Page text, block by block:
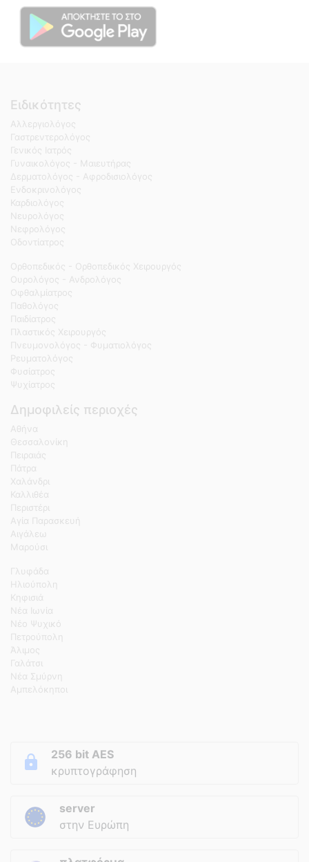
Ειδικότητες
Αλλεργιολόγος
Γαστρεντερολόγος
Γενικός Ιατρός
Γυναικολόγος - Μαιευτήρας
Δερματολόγος - Αφροδισιολόγος
Ενδοκρινολόγος
Καρδιολόγος
Νευρολόγος
Νεφρολόγος
Οδοντίατρος
Ορθοπεδικός - Ορθοπεδικός Χειρουργός
Ουρολόγος - Ανδρολόγος
Οφθαλμίατρος
Παθολόγος
Παιδίατρος
Πλαστικός Χειρουργός
Πνευμονολόγος - Φυματιολόγος
Ρευματολόγος
Φυσίατρος
Ψυχίατρος
Δημοφιλείς περιοχές
Αθήνα
Θεσσαλονίκη
Πειραιάς
Πάτρα
Χαλάνδρι
Καλλιθέα
Περιστέρι
Αγία Παρασκευή
Αιγάλεω
Μαρούσι
Γλυφάδα
Ηλιούπολη
Κηφισιά
Νέα Ιωνία
Νέο Ψυχικό
Πετρούπολη
Άλιμος
Γαλάτσι
Νέα Σμύρνη
Αμπελόκηποι
256 bit AES
κρυπτογράφηση
server
στην Ευρώπη